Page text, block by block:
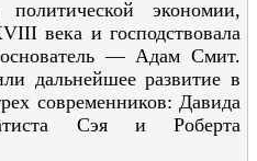
политической экономии,
века и господствовала
— Адам Смит.
дальнейшее развитие в
современников: Давида
Сэя и Роберта